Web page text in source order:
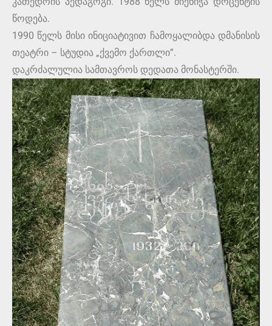
წოდება.
1990 წელს მისი ინიციატივით ჩამოყალიბდა დმანისის
თეატრი – სტუდია „ქვემო ქართლი”.
დაკრძალულია სამთავროს დედათა მონასტერში.